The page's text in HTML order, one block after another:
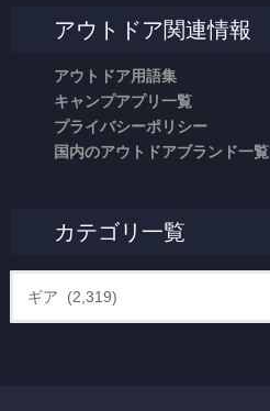
アウトドア関連情報
アウトドア用語集
キャンプアプリ一覧
プライバシーポリシー
国内のアウトドアブランド一覧
カテゴリ一覧